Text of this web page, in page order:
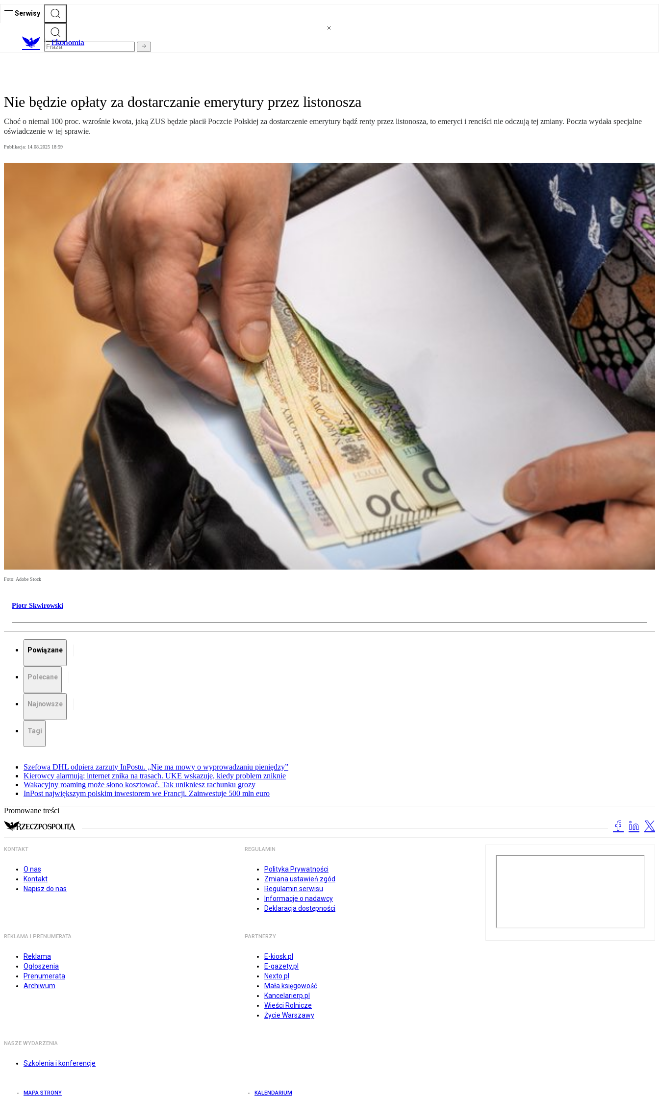
Serwisy
Ekonomia
Nie będzie opłaty za dostarczanie emerytury przez listonosza
Choć o niemal 100 proc. wzrośnie kwota, jaką ZUS będzie płacił Poczcie Polskiej za dostarczenie emerytury bądź renty przez listonosza, to emeryci i renciści nie odczują tej zmiany. Poczta wydała specjalne
oświadczenie w tej sprawie.
Publikacja: 14.08.2025 18:59
Foto: Adobe Stock
Piotr Skwirowski
Powiązane
Polecane
Najnowsze
Tagi
Szefowa DHL odpiera zarzuty InPostu. „Nie ma mowy o wyprowadzaniu pieniędzy”
Kierowcy alarmują: internet znika na trasach. UKE wskazuje, kiedy problem zniknie
Wakacyjny roaming może słono kosztować. Tak unikniesz rachunku grozy
InPost największym polskim inwestorem we Francji. Zainwestuje 500 mln euro
Promowane treści
KONTAKT
O nas
Kontakt
Napisz do nas
REGULAMIN
Polityka Prywatności
Zmiana ustawień zgód
Regulamin serwisu
Informacje o nadawcy
Deklaracja dostępności
REKLAMA I PRENUMERATA
Reklama
Ogłoszenia
Prenumerata
Archiwum
PARTNERZY
E-kiosk.pl
E-gazety.pl
Nexto.pl
Mała księgowość
Kancelarierp.pl
Wieści Rolnicze
Życie Warszawy
NASZE WYDARZENIA
Szkolenia i konferencje
MAPA STRONY KALENDARIUM